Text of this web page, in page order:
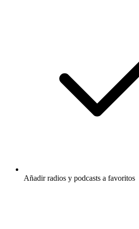
Añadir radios y podcasts a favoritos